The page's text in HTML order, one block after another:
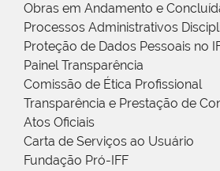
Obras em Andamento e
Processos Administrativos
Proteção de Dados Pessoais no
Painel Transparência
Comissão de Ética Profissional
Transparência e Prestação de
Atos Oficiais
Carta de Serviços ao Usuário
Fundação Pró-IFF